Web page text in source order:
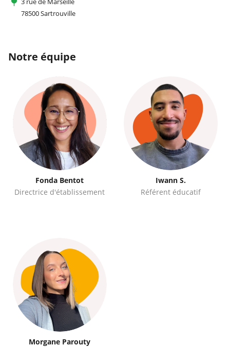
78500 Sartrouville
Notre équipe
Fonda Bentot
Directrice d'établissement
Iwann S.
Référent éducatif
Morgane Parouty